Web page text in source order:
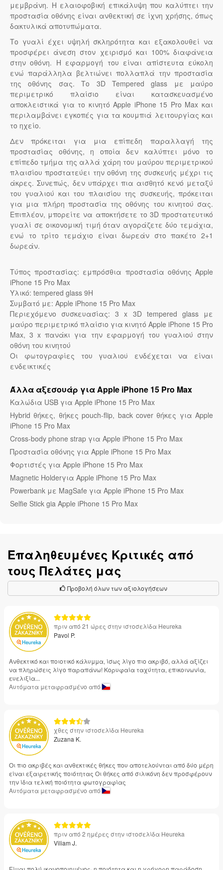
μεμβράνη. Η ελαιοφοβική επικάλυψη που καλύπτει την
προστασία οθόνης είναι ανθεκτική σε ίχνη χρήσης, όπως
δακτυλικά αποτυπώματα.
Το γυαλί έχει υψηλή σκληρότητα και εξακολουθεί να
προσφέρει άνεση στον χειρισμό και 100% διαφάνεια
στην οθόνη. Η εφαρμογή του είναι απίστευτα εύκολη
ενώ παράλληλα βελτιώνει πολλαπλά την προστασία
της οθόνης σας. Το 3D Tempered glass με μαύρο
περιμετρικό πλαίσιο είναι κατασκευασμένο
αποκλειστικά για το κινητό Apple iPhone 15 Pro Max και
περιλαμβάνει εγκοπές για τα κουμπιά λειτουργίας και
το ηχείο.
Δεν πρόκειται για μια επίπεδη παραλλαγή της
προστασίας οθόνης, η οποία δεν καλύπτει μόνο το
επίπεδο τμήμα της αλλά χάρη του μαύρου περιμετρικού
πλαισίου προστατεύει την οθόνη της συσκευής μέχρι τις
άκρες. Συνεπώς, δεν υπάρχει πια αισθητό κενό μεταξύ
του γυαλιού και του πλαισίου της συσκευής, πρόκειται
για μια πλήρη προστασία της οθόνης του κινητού σας.
Επιπλέον, μπορείτε να αποκτήσετε το 3D προστατευτικό
γυαλί σε οικονομική τιμή όταν αγοράζετε δύο τεμάχια,
ενώ το τρίτο τεμάχιο είναι δωρεάν στο πακέτο 2+1
δωρεάν.
Τύπος προστασίας: εμπρόσθια προστασία οθόνης Apple
iPhone 15 Pro Max
Υλικό: tempered glass 9H
Συμβατό με: Apple iPhone 15 Pro Max
Περιεχόμενο συσκευασίας: 3 x 3D tempered glass με
μαύρο περιμετρικό πλαίσιο για κινητό Apple iPhone 15 Pro
Max, 3 x πανάκι για την εφαρμογή του γυαλιού στην
οθόνη του κινητού
Οι φωτογραφίες του γυαλιού ενδέχεται να είναι
ενδεικτικές
Άλλα αξεσουάρ για Apple iPhone 15 Pro Max
Καλώδια USB για Apple iPhone 15 Pro Max
Hybrid θήκες, θήκες pouch-flip, back cover θήκες για Apple
iPhone 15 Pro Max
Cross-body phone strap για Apple iPhone 15 Pro Max
Προστασία οθόνης για Apple iPhone 15 Pro Max
Φορτιστές για Apple iPhone 15 Pro Max
Magnetic Holderγια Apple iPhone 15 Pro Max
Powerbank με MagSafe για Apple iPhone 15 Pro Max
Selfie Stick gia Apple iPhone 15 Pro Max
Επαληθευμένες Κριτικές από
τους Πελάτες μας
Προβολή όλων των αξιολογήσεων
πριν από 21 ώρες στην ιστοσελίδα Heureka
Pavol P.
Ανθεκτικό και ποιοτικό κάλυμμα, ίσως λίγο πιο ακριβό, αλλά αξίζει
να πληρώσεις λίγο παραπάνω! Κορυφαία ταχύτητα, επικοινωνία,
ευελιξία...
Αυτόματα μεταφρασμένο από
χθες στην ιστοσελίδα Heureka
Zuzana K.
Οι πιο ακριβές και ανθεκτικές θήκες που αποτελούνται από δύο μέρη
είναι εξαιρετικής ποιότητας Οι θήκες από σιλικόνη δεν προσφέρουν
την ίδια τελική ποιότητα φωτογραφίας
Αυτόματα μεταφρασμένο από
πριν από 2 ημέρες στην ιστοσελίδα Heureka
Viliam J.